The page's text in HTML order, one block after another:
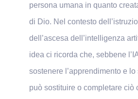
persona umana in quanto
di Dio. Nel contesto
dell’ascesa dell’intelligenza
idea ci ricorda che, sebbene
sostenere l’apprendimento e
può sostituire o completare ciò